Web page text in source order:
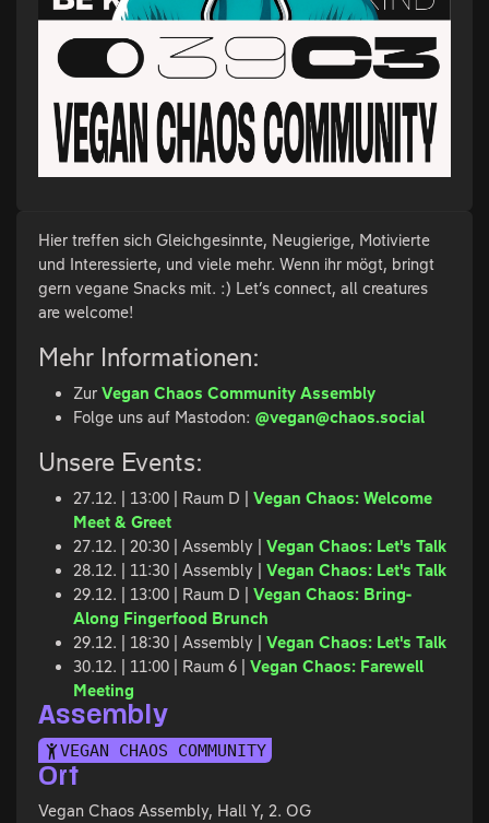
Hier treffen sich Gleichgesinnte, Neugierige, Motivierte
und Interessierte, und viele mehr. Wenn ihr mögt, bringt
gern vegane Snacks mit. :) Let’s connect, all creatures
are welcome!
Mehr Informationen:
Zur Vegan Chaos Community Assembly
Folge uns auf Mastodon: @vegan@chaos.social
Unsere Events:
27.12. | 13:00 | Raum D | Vegan Chaos: Welcome
Meet & Greet
27.12. | 20:30 | Assembly | Vegan Chaos: Let's Talk
28.12. | 11:30 | Assembly | Vegan Chaos: Let's Talk
29.12. | 13:00 | Raum D | Vegan Chaos: Bring-
Along Fingerfood Brunch
29.12. | 18:30 | Assembly | Vegan Chaos: Let's Talk
30.12. | 11:00 | Raum 6 | Vegan Chaos: Farewell
Meeting
Assembly
VEGAN CHAOS COMMUNITY
Ort
Vegan Chaos Assembly, Hall Y, 2. OG